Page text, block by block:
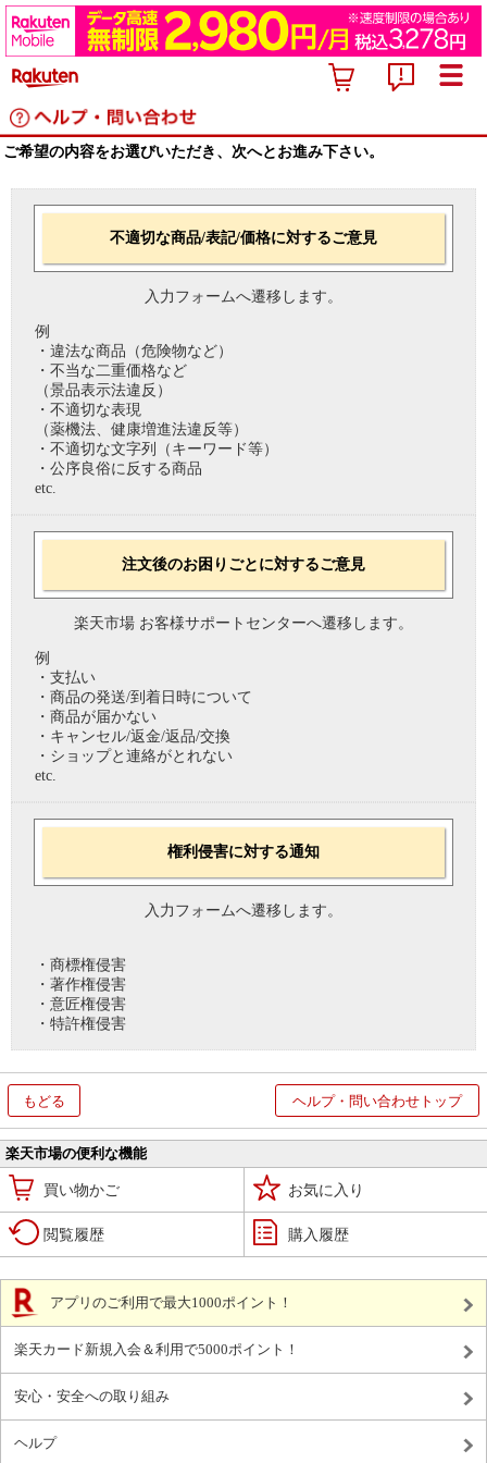
ご希望の内容をお選びいただき、次へとお進み下さい。
不適切な商品/表記/価格に対するご意見
入力フォームへ遷移します。
例
・違法な商品（危険物など）
・不当な二重価格など
（景品表示法違反）
・不適切な表現
（薬機法、健康増進法違反等）
・不適切な文字列（キーワード等）
・公序良俗に反する商品
etc.
注文後のお困りごとに対するご意見
楽天市場 お客様サポートセンターへ遷移します。
例
・支払い
・商品の発送/到着日時について
・商品が届かない
・キャンセル/返金/返品/交換
・ショップと連絡がとれない
etc.
権利侵害に対する通知
入力フォームへ遷移します。
・商標権侵害
・著作権侵害
・意匠権侵害
・特許権侵害
もどる ヘルプ・問い合わせトップ
楽天市場の便利な機能
買い物かご お気に入り
閲覧履歴 購入履歴
アプリのご利用で最大1000ポイント！
楽天カード新規入会＆利用で5000ポイント！
安心・安全への取り組み
ヘルプ